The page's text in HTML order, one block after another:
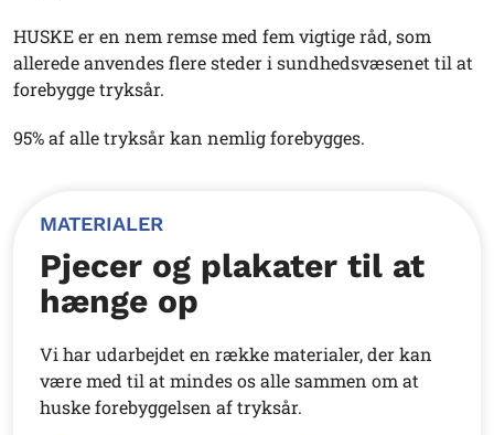
HUSKE er en nem remse med fem vigtige råd, som
allerede anvendes flere steder i sundhedsvæsenet til at
forebygge tryksår.
95% af alle tryksår kan nemlig forebygges.
MATERIALER
Pjecer og plakater til at
hænge op
Vi har udarbejdet en række materialer, der kan
være med til at mindes os alle sammen om at
huske forebyggelsen af tryksår.